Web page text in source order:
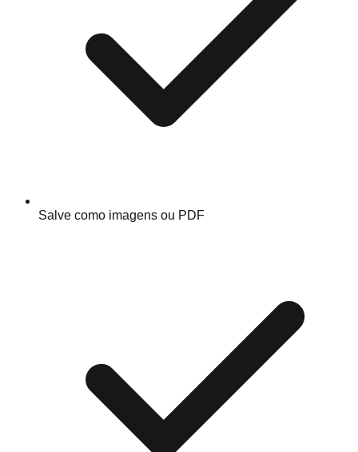
Salve como imagens ou PDF